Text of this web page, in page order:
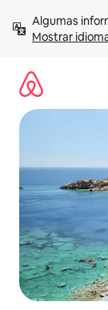
para
Mostrar